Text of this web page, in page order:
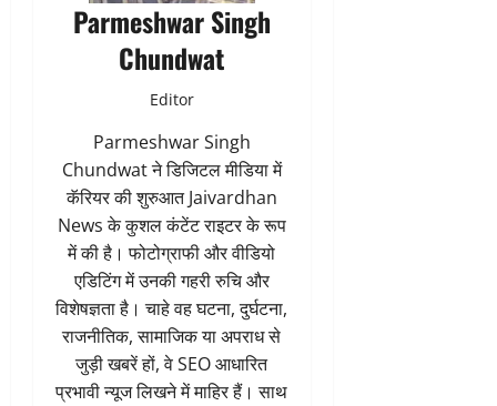
Parmeshwar Singh
Chundwat
Editor
Parmeshwar Singh
Chundwat ने डिजिटल मीडिया में
कॅरियर की शुरुआत Jaivardhan
News के कुशल कंटेंट राइटर के रूप
में की है। फोटोग्राफी और वीडियो
एडिटिंग में उनकी गहरी रुचि और
विशेषज्ञता है। चाहे वह घटना, दुर्घटना,
राजनीतिक, सामाजिक या अपराध से
जुड़ी खबरें हों, वे SEO आधारित
प्रभावी न्यूज लिखने में माहिर हैं। साथ